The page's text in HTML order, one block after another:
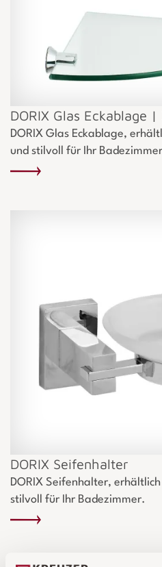
DORIX Glas Eckablage
DORIX Glas Eckablage,
und stilvoll für Ihr
DORIX Seifenhalter
DORIX Seifenhalter,
stilvoll für Ihr Badezimmer.